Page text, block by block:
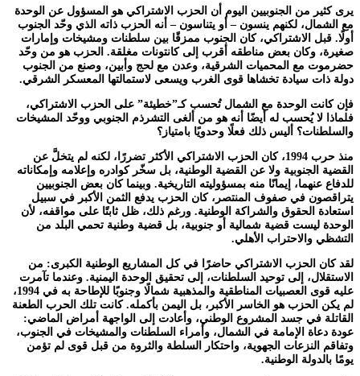
يرى كثير من الجنوبيين اليوم أن الحزب الاشتراكي هو المسؤول عن الوحدة
مع الشمال، لكنهم ينسون – أو يتناسون – أنه الحزب ذاته الذي وحّد الجنوب
أولًا. قبل الاشتراكي، كان الجنوب ممزقًا بين سلطنات ومشيخات وإمارات
صغيرة، وكان بعض مناطقه أقرب إلى كانتونات مغلقة. الحزب هو من وحّد
حضرموت مع المحميات الشرقية، وعدن مع لحج وأبين، وصنع من الجنوب
دولة ذات سيادة تخشاها قوى الغرب ويسعى لاستمالتها المعسكر الشرقي.
فإن كانت الوحدة مع الشمال تُحسب كـ”خطيئة” على الحزب الاشتراكي،
فلماذا لا يُحسب له أيضًا أنه هو من ألغى التشرذم الجنوبي ووحّد المشيخات
والسلطنات؟ أليس ذلك فعلًا وحدويًا بامتياز؟
منذ حرب 1994، كان الحزب الاشتراكي الأكثر تضررًا، لكنه لم يتخلَّ عن
القضية الجنوبية ولا عن القضية الوطنية، بل سخّر كوادره وإعلامه وإمكاناته
للدفاع عنهما، إيمانًا منه بمسؤوليته التاريخية. وبينما كان بعض الجنوبيين
يتراقصون في صفوف المنتصر، كان الحزب يدفع الثمن الأكبر في سبيل
استعادة الحقوق والشراكة الوطنية. ورغم ذلك، ظل ثابتًا على مواقفه، لأن
الوحدة ليست قضية شمالية أو جنوبية، بل قضية وطنية تحمي البلد من
التشظي والاحتراب الأهلي.
لقد كان الحزب الاشتراكي حاضرًا في كل المشاريع الوطنية الكبرى: من
الاستقلال، إلى توحيد السلطنات، إلى تحقيق الوحدة اليمنية. وعندما تآمرت
عليه قوى العصبيات المناطقية والمذهبية شمالًا وجنوبًا للإطاحة به في 1994،
لم يكن الحزب هو الخاسر الأكبر، بل اليمن بأكمله. كانت تلك الحرب الطعنة
القاتلة في جسد المشروع الوطني، وأعادت إلى الواجهة أمراض الماضي:
عودة دعاة الإمامة في الشمال، وأمراء السلطنات والمشيخات في الجنوب،
وتفاقم النزعات الجهوية، واحتكار السلطة والثروة من قبل قوى لم تؤمن
يومًا بالدولة الوطنية.